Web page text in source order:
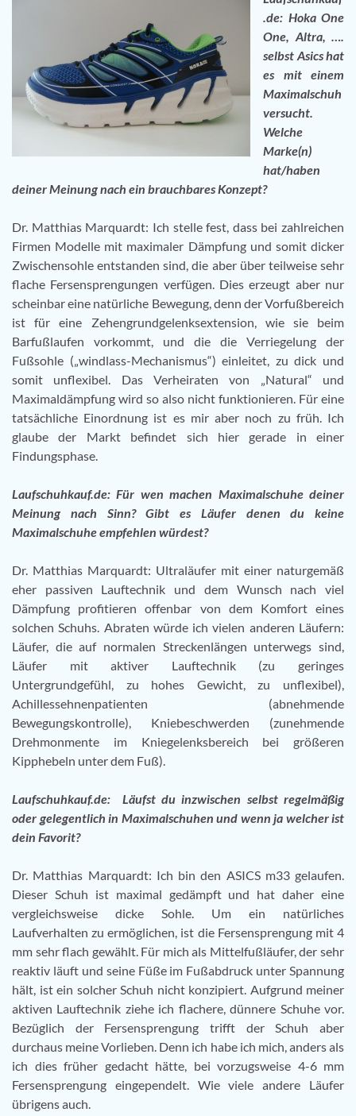
.de: Hoka One
One, Altra, ….
selbst Asics hat
es mit einem
Maximalschuh
versucht.
Welche
Marke(n)
hat/haben
deiner Meinung nach ein brauchbares Konzept?
Dr. Matthias Marquardt: Ich stelle fest, dass bei zahlreichen
Firmen Modelle mit maximaler Dämpfung und somit dicker
Zwischensohle entstanden sind, die aber über teilweise sehr
flache Fersensprengungen verfügen. Dies erzeugt aber nur
scheinbar eine natürliche Bewegung, denn der Vorfußbereich
ist für eine Zehengrundgelenksextension, wie sie beim
Barfußlaufen vorkommt, und die die Verriegelung der
Fußsohle („windlass-Mechanismus“) einleitet, zu dick und
somit unflexibel. Das Verheiraten von „Natural“ und
Maximaldämpfung wird so also nicht funktionieren. Für eine
tatsächliche Einordnung ist es mir aber noch zu früh. Ich
glaube der Markt befindet sich hier gerade in einer
Findungsphase.
Laufschuhkauf.de: Für wen machen Maximalschuhe deiner
Meinung nach Sinn? Gibt es Läufer denen du keine
Maximalschuhe empfehlen würdest?
Dr. Matthias Marquardt: Ultraläufer mit einer naturgemäß
eher passiven Lauftechnik und dem Wunsch nach viel
Dämpfung profitieren offenbar von dem Komfort eines
solchen Schuhs. Abraten würde ich vielen anderen Läufern:
Läufer, die auf normalen Streckenlängen unterwegs sind,
Läufer mit aktiver Lauftechnik (zu geringes
Untergrundgefühl, zu hohes Gewicht, zu unflexibel),
Achillessehnenpatienten (abnehmende
Bewegungskontrolle), Kniebeschwerden (zunehmende
Drehmonmente im Kniegelenksbereich bei größeren
Kipphebeln unter dem Fuß).
Laufschuhkauf.de:
Läufst du inzwischen selbst regelmäßig
oder gelegentlich in Maximalschuhen und wenn ja welcher ist
dein Favorit?
Dr. Matthias Marquardt: Ich bin den ASICS m33 gelaufen.
Dieser Schuh ist maximal gedämpft und hat daher eine
vergleichsweise dicke Sohle. Um ein natürliches
Laufverhalten zu ermöglichen, ist die Fersensprengung mit 4
mm sehr flach gewählt. Für mich als Mittelfußläufer, der sehr
reaktiv läuft und seine Füße im Fußabdruck unter Spannung
hält, ist ein solcher Schuh nicht konzipiert. Aufgrund meiner
aktiven Lauftechnik ziehe ich flachere, dünnere Schuhe vor.
Bezüglich der Fersensprengung trifft der Schuh aber
durchaus meine Vorlieben. Denn ich habe ich mich, anders als
ich dies früher gedacht hätte, bei vorzugsweise 4-6 mm
Fersensprengung eingependelt. Wie viele andere Läufer
übrigens auch.